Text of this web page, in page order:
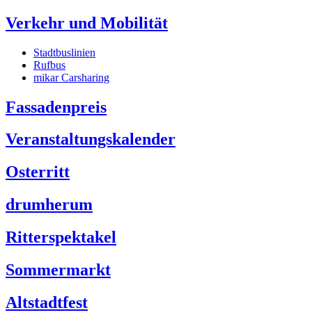
Verkehr und Mobilität
Stadtbuslinien
Rufbus
mikar Carsharing
Fassadenpreis
Veranstaltungskalender
Osterritt
drumherum
Ritterspektakel
Sommermarkt
Altstadtfest